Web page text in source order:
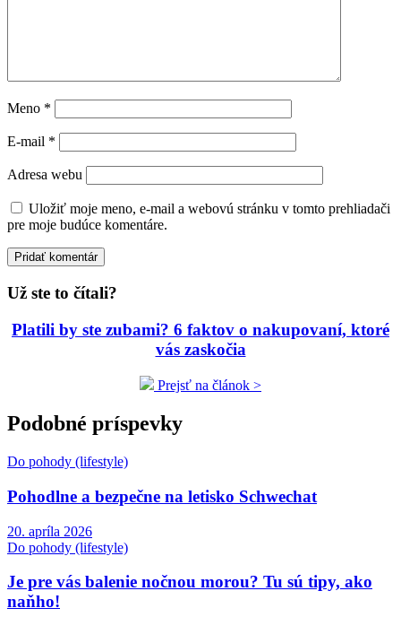
Meno *
E-mail *
Adresa webu
Uložiť moje meno, e-mail a webovú stránku v tomto prehliadači
pre moje budúce komentáre.
Už ste to čítali?
Platili by ste zubami? 6 faktov o nakupovaní, ktoré
vás zaskočia
Prejsť na článok >
Podobné príspevky
Do pohody (lifestyle)
Pohodlne a bezpečne na letisko Schwechat
20. apríla 2026
Do pohody (lifestyle)
Je pre vás balenie nočnou morou? Tu sú tipy, ako
naňho!